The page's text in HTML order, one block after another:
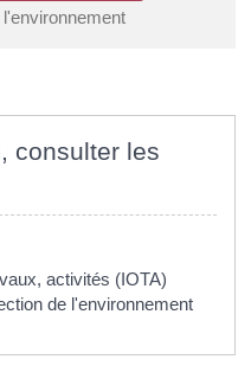
consulter les
activités (IOTA)
de l'environnement